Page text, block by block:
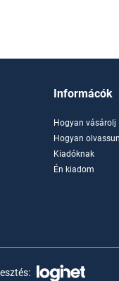
Informácók
Hogyan vásárolj
Hogyan
Kiadóknak
Én kiadom